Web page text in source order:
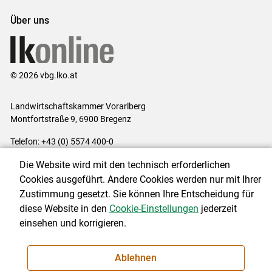
Überprüfen Sie zunächst Ihre
Mobilfunkverbindung!
Wird Ihnen eine aufrechte Verbindung am
Terminal angezeigt?
Haben Sie genügend Datenguthaben auf Ihrer
Ist Ihre SIM-Karte für die mobile Datenübertragung
freigeschaltet?
Ist Ihre SIM-Karte (mit dem zugehörigen PIN-Code)
entsperrt?
Bei größeren Problemen mit Ihrer Mobilfunkverbindung
wenden Sie sich bitte an Ihren Mobilfunkanbieter.
Über uns
© 2026 vbg.lko.at
Landwirtschaftskammer Vorarlberg
Montfortstraße 9, 6900 Bregenz
Telefon: +43 (0) 5574 400-0
Impressum|Kontakt|Datenschutzerklärung|Barrierefreiheit|
Cookie-Einstellungen
NEWSLETTER
Die Website wird mit den technisch erforderlichen
Cookies ausgeführt. Andere Cookies werden nur mit Ihrer
Zustimmung gesetzt. Sie können Ihre Entscheidung für
diese Website in den Cookie-Einstellungen jederzeit
einsehen und korrigieren.
Ablehnen